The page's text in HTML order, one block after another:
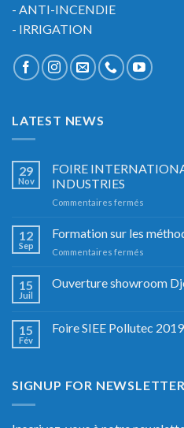
- ANTI-INCENDIE
- IRRIGATION
LATEST NEWS
29
Nov
FOIRE
INDUSTRIES
Commentaires fermés
SINAA
12
Sep
Formation sur les
Commentaires fermés
les
15
Juil
Ouverture showroom
15
Fév
Foire SIEE Pollutec 2019
SIGNUP FOR NEWSLETTER